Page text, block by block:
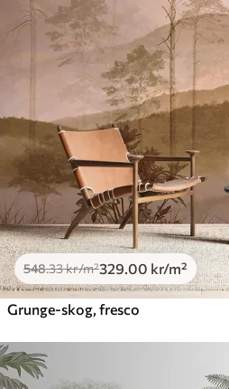
548.33kr/m²329.00 kr/m²
Grunge-skog, fresco